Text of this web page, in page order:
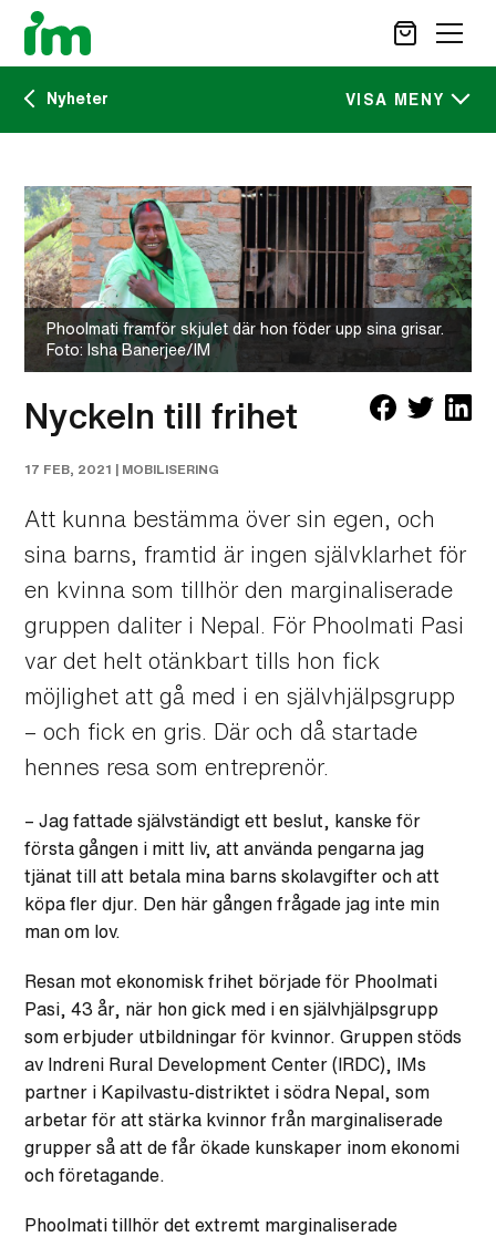
OM IM
CAREER SITE
VAD VI GÖR
VAD DU KAN GÖRA
AKTUELLT
SÖK
Nyheter VISA MENY
IM:s tidskrift
Nyheter
Phoolmati framför skjulet där hon föder upp sina grisar.
Foto: Isha Banerjee/IM
Nyckeln till frihet
17 FEB, 2021 | MOBILISERING
Att kunna bestämma över sin egen, och
sina barns, framtid är ingen självklarhet för
en kvinna som tillhör den marginaliserade
gruppen daliter i Nepal. För Phoolmati Pasi
var det helt otänkbart tills hon fick
möjlighet att gå med i en självhjälpsgrupp
– och fick en gris. Där och då startade
hennes resa som entreprenör.
– Jag fattade självständigt ett beslut, kanske för
första gången i mitt liv, att använda pengarna jag
tjänat till att betala mina barns skolavgifter och att
köpa fler djur. Den här gången frågade jag inte min
man om lov.
Resan mot ekonomisk frihet började för Phoolmati
Pasi, 43 år, när hon gick med i en självhjälpsgrupp
som erbjuder utbildningar för kvinnor. Gruppen stöds
av Indreni Rural Development Center (IRDC), IMs
partner i Kapilvastu-distriktet i södra Nepal, som
arbetar för att stärka kvinnor från marginaliserade
grupper så att de får ökade kunskaper inom ekonomi
och företagande.
Phoolmati tillhör det extremt marginaliserade